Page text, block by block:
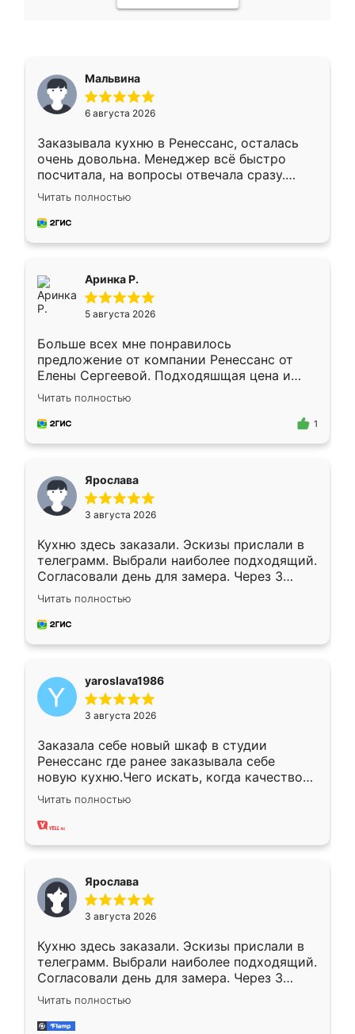
Мальвина
6 августа 2026
Заказывала кухню в Ренессанс, осталась
очень довольна. Менеджер всё быстро
посчитала, на вопросы отвечала сразу.
Замерщик приехал в субботу, подошёл к
делу со всей ответственностью. Собрали
за день, ребята работали аккуратно, даже
Читать полностью
Аринка Р.
5 августа 2026
Больше всех мне понравилось
предложение от компании Ренессанс от
Елены Сергеевой. Подходяшщая цена и
короткие сроки изготовления. Приехавший
для замера сотрудник Владислав
предложил по моему эскизу самый
Читать полностью
1
Ярослава
3 августа 2026
Кухню здесь заказали. Эскизы прислали в
телеграмм. Выбрали наиболее подходящий.
Согласовали день для замера. Через 3
недели кухня была уже готова. Остались
довольны работой. Спасибо Ренессанс
мебель за качественную работу!
Читать полностью
yaroslava1986
3 августа 2026
Заказала себе новый шкаф в студии
Ренессанс где ранее заказывала себе
новую кухню.Чего искать, когда качеством
вполне довольна. Служит кухня уже почти
два года, нареканий нет.
Читать полностью
Ярослава
3 августа 2026
Кухню здесь заказали. Эскизы прислали в
телеграмм. Выбрали наиболее подходящий.
Согласовали день для замера. Через 3
недели кухня была уже готова. Остались
довольны работой. Спасибо Ренессанс
мебель за качественную работу!
Читать полностью